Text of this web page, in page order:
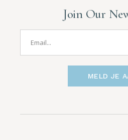
Join Our
MELD JE